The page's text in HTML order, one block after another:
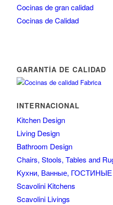
Cocinas de gran calidad
Cocinas de Calidad
GARANTÍA DE CALIDAD
INTERNACIONAL
Kitchen Design
Living Design
Bathroom Design
Chairs, Stools, Tables and
Kухни, Ванные, ГОСТИНЫЕ
Scavolini Kitchens
Scavolini Livings